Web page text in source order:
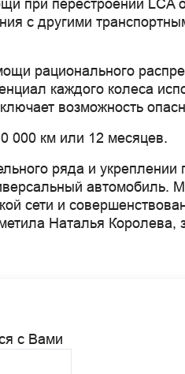
с Вами
при перестроении LCA
с другими
рационального
каждого колеса
возможность
000 км или 12 месяцев.
ряда и
автомобиль.
сети и
Наталья Королева,